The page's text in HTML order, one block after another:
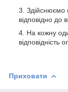
Здійснюємо
відповідно до
На кожну
відповідність
Приховати